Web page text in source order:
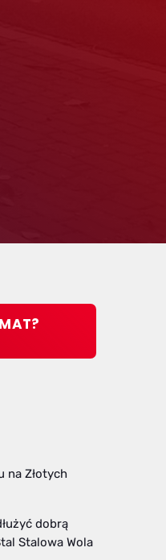
na Złotych
dobrą
Stalowa Wola